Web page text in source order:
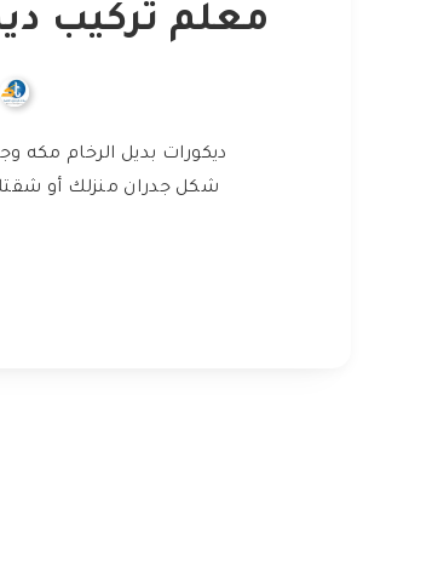
معلم تركيب
ديكورات بديل الرخام مكه
شكل جدران منزلك أو